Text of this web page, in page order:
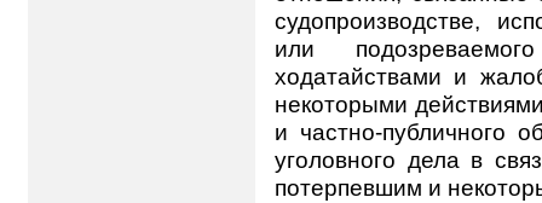
судопроизводстве,
или
ходатайствами и
некоторыми
и частно-публичного
уголовного дела в
потерпевшим и